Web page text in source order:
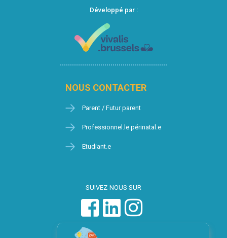
Développé par :
NOUS CONTACTER
Parent / Futur parent
Professionnel.le périnatal.e
Etudiant.e
SUIVEZ-NOUS SUR